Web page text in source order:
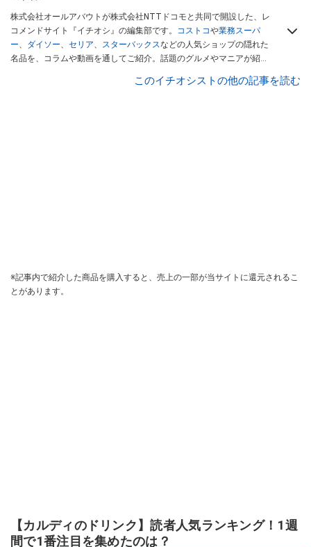
株式会社オールアバウトが株式会社NTTドコモと共同で開設した、レ
コメンドサイト『イチオシ』の編集部です。 コストコや業務スーパ
ー、 ダイソー、 セリア、 スターバックスなどの人気ショップの隠れた
名品を、コラムや動画を通してご紹介。話題のグルメやマニアが紹介
インフルエンサーが実際に使用してレビューしています。毎日トレン
このイチオシストの他の記事を読む
※記事内で紹介した商品を購入すると、売上の一部が当サイトに還元されるこ
とがあります。
【カルディのドリンク】読者人気ランキング！1週
間で1番注目を集めたのは？